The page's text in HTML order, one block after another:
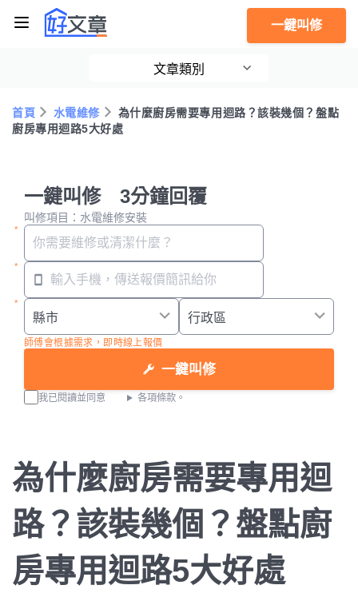
一鍵叫修
文章類別
首頁 水電維修
為什麼廚房需要專用迴路？該裝幾個？盤點
廚房專用迴路5大好處
一鍵叫修 3分鐘回覆
叫修項目：水電維修安裝
師傅會根據需求，即時線上報價
一鍵叫修
我已閱讀並同意 各項條款。
為什麼廚房需要專用迴
路？該裝幾個？盤點廚
房專用迴路5大好處